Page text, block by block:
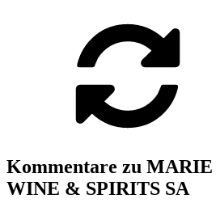
Kommentare zu
WINE & SPIRITS SA